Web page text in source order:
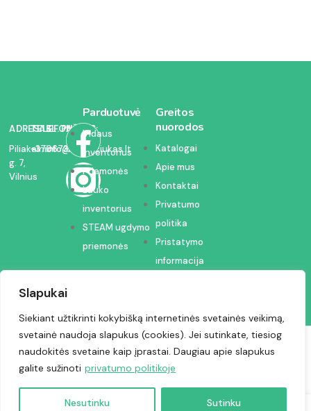
Slapukai
Siekiant užtikrinti kokybišką internetinės svetainės veikimą,
svetainė naudoja slapukus (cookies). Jei sutinkate, tiesiog
naudokitės svetaine kaip įprastai. Daugiau apie slapukus
galite sužinoti privatumo politikoje
Nesutinku Sutinku
ADRESAS:
Piliakalnio
g. 7,
Vilnius
TELEFONAS:
+37067350054
EL. PAŠTAS:
info@kodelciukas.lt
Parduotuvė
Vidaus
inventorius
Priemonės
Lauko
inventorius
STEAM ugdymo
priemonės
Greitos
nuorodos
Katalogai
Apie mus
Kontaktai
Privatumo
politika
Pristatymo
informacija
Visos teisės saugomos © 2024 | Kodėlčiukas